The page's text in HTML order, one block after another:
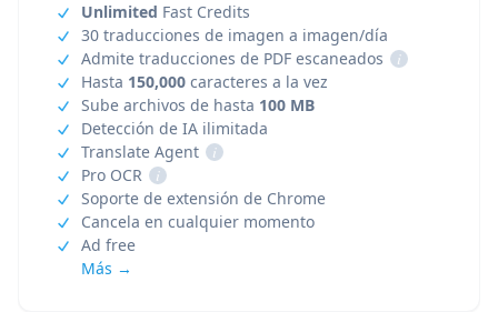
Unlimited Fast Credits
30 traducciones de imagen a imagen/día
Admite traducciones de PDF escaneados
i
Hasta 150,000 caracteres a la vez
Sube archivos de hasta 100 MB
Detección de IA ilimitada
Translate Agent
i
Pro OCR
i
Soporte de extensión de Chrome
Cancela en cualquier momento
Ad free
Más →